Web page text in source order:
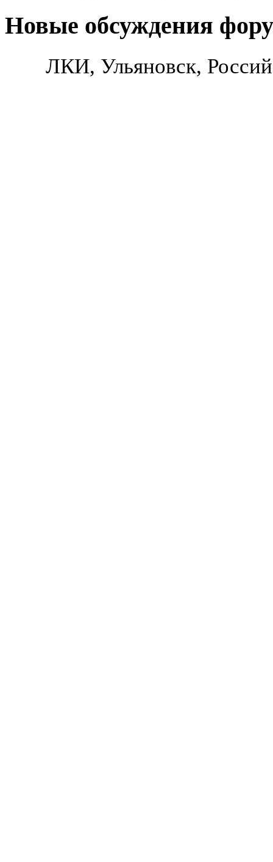
Новые обсуждения
ЛКИ, Ульяновск,